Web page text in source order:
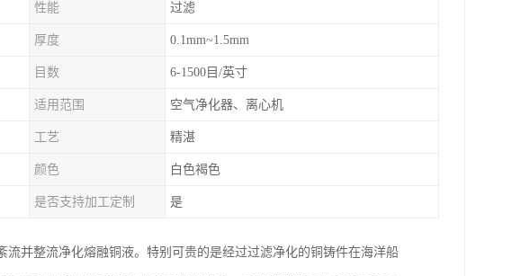
性能 过滤
厚度 0.1mm~1.5mm
目数 6-1500目/英寸
适用范围 空气净化器、离心机
工艺 精湛
颜色 白色褐色
是否支持加工定制 是
并整流净化熔融铜液。特别可贵的是经过过滤净化的铜铸件在海洋船